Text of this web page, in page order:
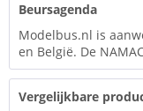
Beursagenda
Modelbus.nl is
en België. De
Vergelijkbare